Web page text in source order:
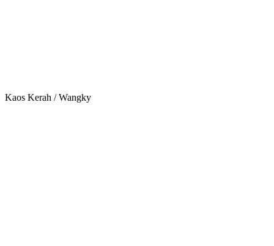
Kaos Kerah / Wangky